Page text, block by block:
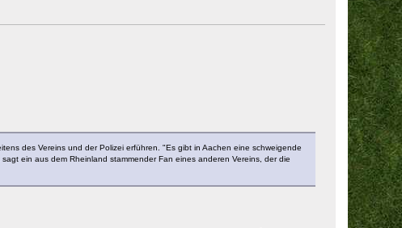
des Vereins und der Polizei erführen. "Es gibt in Aachen eine schweigende
ein aus dem Rheinland stammender Fan eines anderen Vereins, der die